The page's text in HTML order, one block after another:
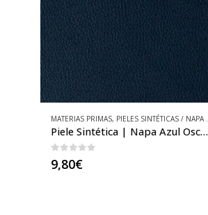
,PIELES SINTÉTICAS BÁSICAS,TEJIDOS
MATERIAS PRIMAS, PIELES SINTÉTICAS / NAPA / CUERO SINTÉTICO
Piele Sintética | Napa Cemento al Metro
0 out of 5
9,80€